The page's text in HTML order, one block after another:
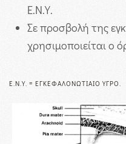
Ε.Ν.Υ.
Σε προσβολή της
χρησιμοποιείται ο
Ε.Ν.Υ. = ΕΓΚΕΦΑΛΟΝΩΤΙΑΊΟ ΥΓΡΌ.